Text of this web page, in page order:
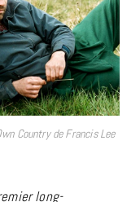
Country de Francis Lee
long-